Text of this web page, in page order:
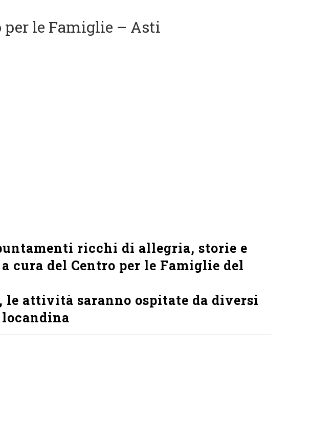
per le Famiglie – Asti
ricchi di allegria, storie e
del Centro per le Famiglie del
le attività saranno ospitate da diversi